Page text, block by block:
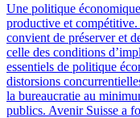
Une politique
productive et compétitive.
convient de préserver et
celle des conditions
essentiels de politique
distorsions
la bureaucratie au
publics. Avenir Suisse a